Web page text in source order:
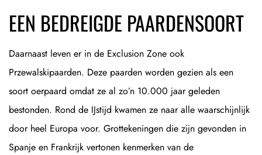
EEN BEDREIGDE PAARDENSOORT
Daarnaast leven er in de Exclusion Zone ook
Przewalskipaarden. Deze paarden worden gezien als een
soort oerpaard omdat ze al zo’n 10.000 jaar geleden
bestonden. Rond de IJstijd kwamen ze naar alle waarschijnlijk
door heel Europa voor. Grottekeningen die zijn gevonden in
Spanje en Frankrijk vertonen kenmerken van de